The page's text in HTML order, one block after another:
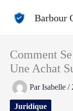
Barbour
Comment
Une Achat
ParIsabelle /
Juridique